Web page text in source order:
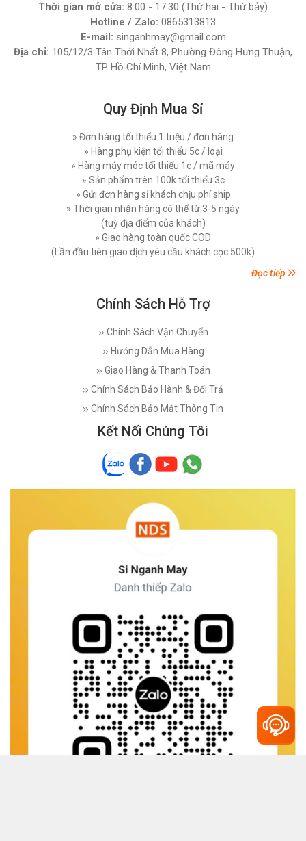
Thời gian mở cửa: 8:00 - 17:30 (Thứ hai - Thứ bảy)
Hotline / Zalo: 0865313813
E-mail: singanhmay@gmail.com
Địa chỉ: 105/12/3 Tân Thới Nhất 8, Phường Đông Hưng Thuận,
TP Hồ Chí Minh, Việt Nam
Chính Sách Hỗ Trợ
Chính Sách Vận Chuyển
Hướng Dẫn Mua Hàng
Giao Hàng & Thanh Toán
Chính Sách Bảo Hành & Đổi Trả
Chính Sách Bảo Mật Thông Tin
Quy Định Mua Sỉ
» Đơn hàng tối thiểu 1 triệu / đơn hàng
» Hàng phụ kiện tối thiểu 5c / loại
» Hàng máy móc tối thiểu 1c / mã máy
» Sản phẩm trên 100k tối thiểu 3c
» Gửi đơn hàng sỉ khách chịu phí ship
» Thời gian nhận hàng có thể từ 3-5 ngày
(tuỳ địa điểm của khách)
» Giao hàng toàn quốc COD
(Lần đầu tiên giao dịch yêu cầu khách cọc 500k)
Đọc tiếp
Kết Nối Chúng Tôi